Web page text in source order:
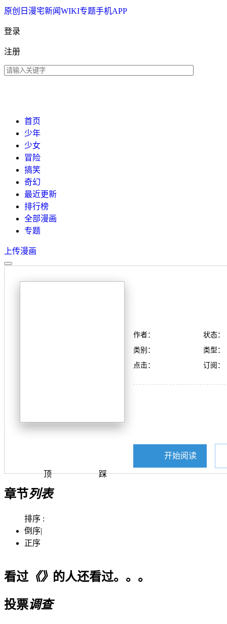
原创 日漫宅新闻WIKI专题手机APP
登录
注册
首页
少年
少女
冒险
搞笑
奇幻
最近更新
排行榜
全部漫画
专题
上传漫画
顶 踩
作者：
状态：
类别：
类型：
点击：
订阅：
开始阅读
章节列表
排序 :
倒序|
正序
看过《》 的人还看过。。。
投票调查